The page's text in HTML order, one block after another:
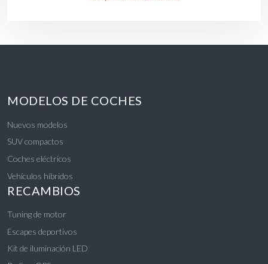
MODELOS DE COCHES
Nuevos modelos
SUV compactos
Coches eléctricos
Vehículos híbridos
RECAMBIOS
Tuning de motor
Escapes deportivos
Kit de iluminación LED